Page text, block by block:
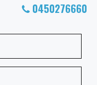
0450276660